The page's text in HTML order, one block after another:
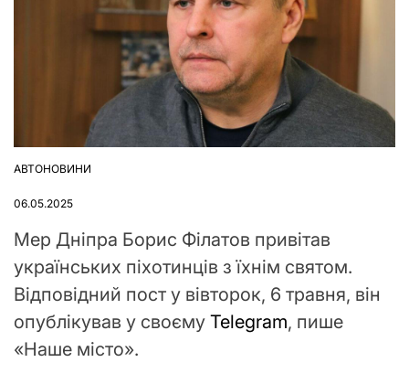
ОПУБЛІКУВАТИ
АВТОНОВИНИ
06.05.2025
Мер Дніпра Борис Філатов привітав
українських піхотинців з їхнім святом.
Відповідний пост у вівторок, 6 травня, він
опублікував у своєму Telegram, пише
«Наше місто».